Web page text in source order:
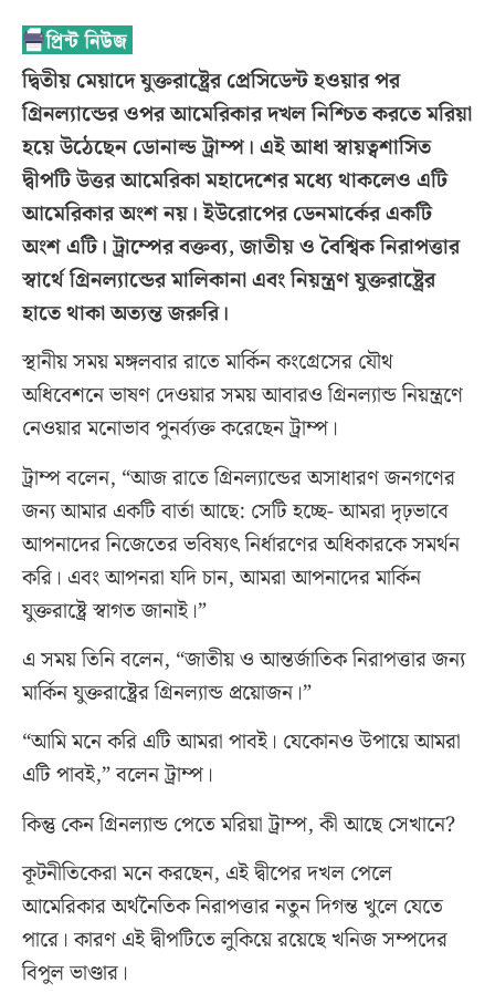
দ্বিতীয় মেয়াদে যুক্তরাষ্ট্রের প্রেসিডেন্ট হওয়ার পর
গ্রিনল্যান্ডের ওপর আমেরিকার দখল নিশ্চিত করতে মরিয়া
হয়ে উঠেছেন ডোনাল্ড ট্রাম্প। এই আধা স্বায়ত্বশাসিত
দ্বীপটি উত্তর আমেরিকা মহাদেশের মধ্যে থাকলেও এটি
আমেরিকার অংশ নয়। ইউরোপের ডেনমার্কের একটি
অংশ এটি। ট্রাম্পের বক্তব্য, জাতীয় ও বৈশ্বিক নিরাপত্তার
স্বার্থে গ্রিনল্যান্ডের মালিকানা এবং নিয়ন্ত্রণ যুক্তরাষ্ট্রের
হাতে থাকা অত্যন্ত জরুরি।
স্থানীয় সময় মঙ্গলবার রাতে মার্কিন কংগ্রেসের যৌথ
অধিবেশনে ভাষণ দেওয়ার সময় আবারও গ্রিনল্যান্ড নিয়ন্ত্রণে
নেওয়ার মনোভাব পুনর্ব্যক্ত করেছেন ট্রাম্প।
ট্রাম্প বলেন, “আজ রাতে গ্রিনল্যান্ডের অসাধারণ জনগণের
জন্য আমার একটি বার্তা আছে: সেটি হচ্ছে- আমরা দৃঢ়ভাবে
আপনাদের নিজেতের ভবিষ্যৎ নির্ধারণের অধিকারকে সমর্থন
করি। এবং আপনরা যদি চান, আমরা আপনাদের মার্কিন
যুক্তরাষ্ট্রে স্বাগত জানাই।”
এ সময় তিনি বলেন, “জাতীয় ও আন্তর্জাতিক নিরাপত্তার জন্য
মার্কিন যুক্তরাষ্ট্রের গ্রিনল্যান্ড প্রয়োজন।”
“আমি মনে করি এটি আমরা পাবই। যেকোনও উপায়ে আমরা
এটি পাবই,” বলেন ট্রাম্প।
কিন্তু কেন গ্রিনল্যান্ড পেতে মরিয়া ট্রাম্প, কী আছে সেখানে?
কূটনীতিকেরা মনে করছেন, এই দ্বীপের দখল পেলে
আমেরিকার অর্থনৈতিক নিরাপত্তার নতুন দিগন্ত খুলে যেতে
পারে। কারণ এই দ্বীপটিতে লুকিয়ে রয়েছে খনিজ সম্পদের
বিপুল ভাণ্ডার।